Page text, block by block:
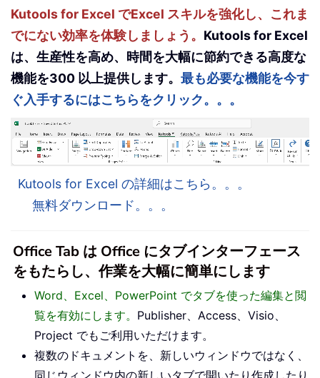
Kutools for Excel でExcel スキルを強化し、これま
でにない効率を体験しましょう。 Kutools for Excel
は、生産性を高め、時間を大幅に節約できる高度な
機能を300 以上提供します。 最も必要な機能を今す
ぐ入手するにはこちらをクリック。。。
Kutools for Excel の詳細はこちら。。。
無料ダウンロード。。。
Office Tab は Office にタブインターフェース
をもたらし、作業を大幅に簡単にします
Word、Excel、PowerPoint でタブを使った編集と閲
覧を有効にします。 Publisher、Access、Visio、
Project でもご利用いただけます。
複数のドキュメントを、新しいウィンドウではなく、